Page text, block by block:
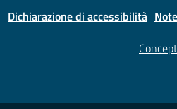
Dichiarazione di accessibilità